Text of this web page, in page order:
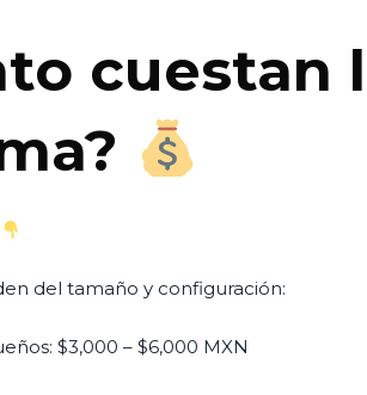
cuestan
del tamaño y configuración:
$3,000 – $6,000 MXN